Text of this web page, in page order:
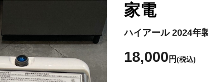
家電
ハイアール 2024年
18,000 円(税込)